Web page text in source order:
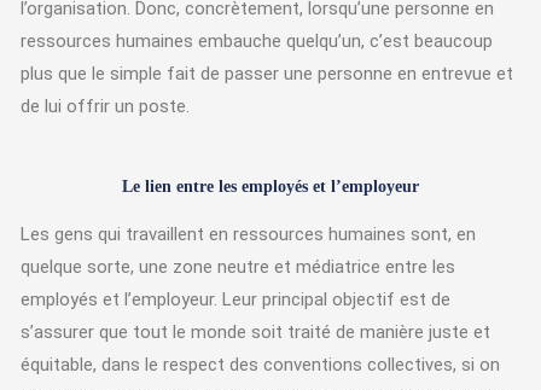
l’organisation. Donc, concrètement, lorsqu’une personne en
ressources humaines embauche quelqu’un, c’est beaucoup
plus que le simple fait de passer une personne en entrevue et
de lui offrir un poste.
Le lien entre les employés et l’employeur
Les gens qui travaillent en ressources humaines sont, en
quelque sorte, une zone neutre et médiatrice entre les
employés et l’employeur. Leur principal objectif est de
s’assurer que tout le monde soit traité de manière juste et
équitable, dans le respect des conventions collectives, si on